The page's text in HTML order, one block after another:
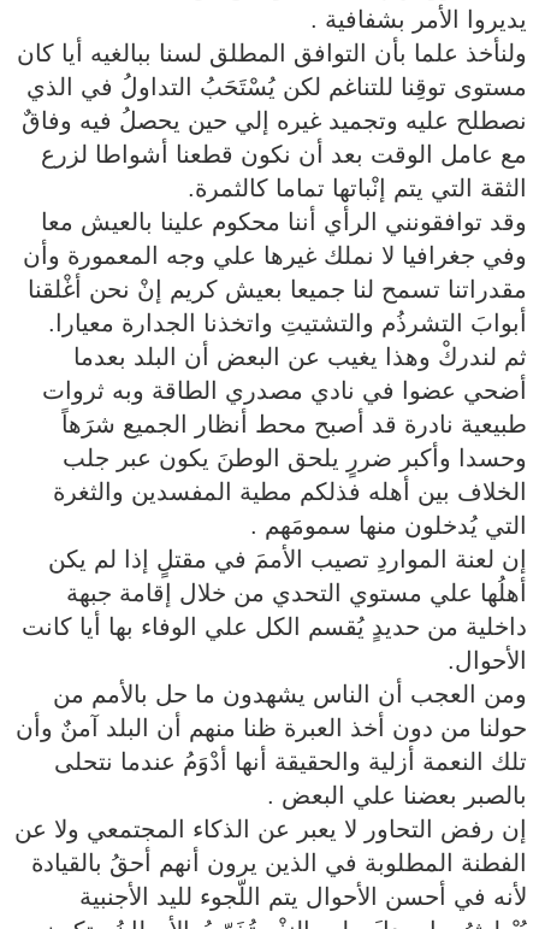
يديروا الأمر بشفافية .
ولنأخذ علما بأن التوافق المطلق لسنا ببالغيه أيا كان
مستوى توقِنا للتناغم لكن يُسْتَحَبُ التداولُ في الذي
نصطلح عليه وتجميد غيره إلي حين يحصلُ فيه وفاقٌ
مع عامل الوقت بعد أن نكون قطعنا أشواطا لزرع
الثقة التي يتم إنْباتها تماما كالثمرة.
وقد توافقونني الرأي أننا محكوم علينا بالعيش معا
وفي جغرافيا لا نملك غيرها علي وجه المعمورة وأن
مقدراتنا تسمح لنا جميعا بعيش كريم إنْ نحن أغْلقنا
أبوابَ التشرذُم والتشتيتِ واتخذنا الجدارة معيارا.
ثم لندركْ وهذا يغيب عن البعض أن البلد بعدما
أضحي عضوا في نادي مصدري الطاقة وبه ثروات
طبيعية نادرة قد أصبح محط أنظار الجميع شرَهاً
وحسدا وأكبر ضررٍ يلحق الوطنَ يكون عبر جلب
الخلاف بين أهله فذلكم مطية المفسدين والثغرة
التي يُدخلون منها سمومَهم .
إن لعنة المواردِ تصيب الأممَ في مقتلٍ إذا لم يكن
أهلُها علي مستوي التحدي من خلال إقامة جبهة
داخلية من حديدٍ يُقسم الكل علي الوفاء بها أيا كانت
الأحوال.
ومن العجب أن الناس يشهدون ما حل بالأمم من
حولنا من دون أخذ العبرة ظنا منهم أن البلد آمنٌ وأن
تلك النعمة أزلية والحقيقة أنها أدْوَمُ عندما نتحلى
بالصبر بعضنا علي البعض .
إن رفض التحاور لا يعبر عن الذكاء المجتمعي ولا عن
الفطنة المطلوبة في الذين يرون أنهم أحقُ بالقيادة
لأنه في أحسن الأحوال يتم اللّجوء لليد الأجنبية